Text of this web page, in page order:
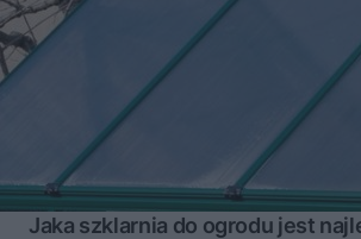
Jaka szklarnia do ogrodu jest